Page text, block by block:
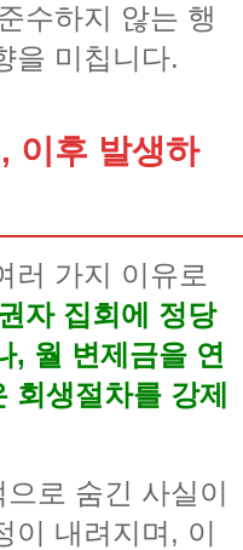
수하지 않는 행
을 미칩니다.
이후 발생하
러 가지 이유로
자 집회에 정당
, 월 변제금을 연
회생절차를 강제
로 숨긴 사실이
이 내려지며, 이